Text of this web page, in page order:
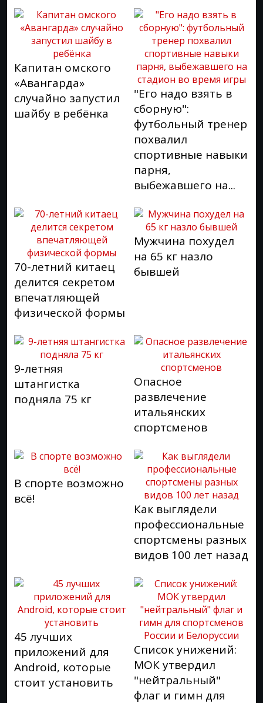
Капитан омского
«Авангарда»
случайно запустил
шайбу в ребёнка
"Его надо взять в
сборную":
футбольный тренер
похвалил
спортивные навыки
парня,
выбежавшего на...
70-летний китаец
делится секретом
впечатляющей
физической формы
Мужчина похудел
на 65 кг назло
бывшей
9-летняя
штангистка
подняла 75 кг
Опасное
развлечение
итальянских
спортсменов
В спорте возможно
всё!
Как выглядели
профессиональные
спортсмены разных
видов 100 лет назад
45 лучших
приложений для
Android, которые
стоит установить
Список унижений:
МОК утвердил
"нейтральный"
флаг и гимн для